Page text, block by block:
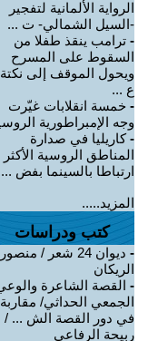
الرواية الألمانية لتفجير
-السيل الشمالي- ت ...
- ترامب ينقذ طفلا من
السقوط على المسرح
ويحول الموقف إلى نكتة
ع ...
- خمسة انقلابات غيّرت
وجه الإمبراطورية
-كاريليا في صدارة
المناطق الروسية الأكثر
ارتباطا بالسينما بفض ...
المزيد.....
كتب ودراسات
-
ديوان 24 شعر / منصور
الريكان
- القصة الشاعرة
الجمعي الحداثي/ مقاربة
في دور القصة الش ... /
ربيحة الرفاعي